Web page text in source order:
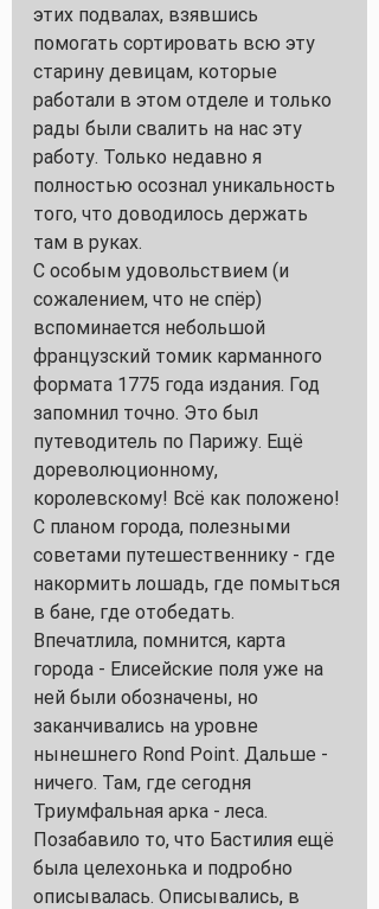
этих подвалах, взявшись
помогать сортировать всю эту
старину девицам, которые
работали в этом отделе и только
рады были свалить на нас эту
работу. Только недавно я
полностью осознал уникальность
того, что доводилось держать
там в руках.
С особым удовольствием (и
сожалением, что не спёр)
вспоминается небольшой
французский томик карманного
формата 1775 года издания. Год
запомнил точно. Это был
путеводитель по Парижу. Ещё
дореволюционному,
королевскому! Всё как положено!
С планом города, полезными
советами путешественнику - где
накормить лошадь, где помыться
в бане, где отобедать.
Впечатлила, помнится, карта
города - Елисейские поля уже на
ней были обозначены, но
заканчивались на уровне
нынешнего Rond Point. Дальше -
ничего. Там, где сегодня
Триумфальная арка - леса.
Позабавило то, что Бастилия ещё
была целехонька и подробно
описывалась. Описывались, в